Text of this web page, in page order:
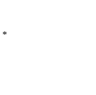
*